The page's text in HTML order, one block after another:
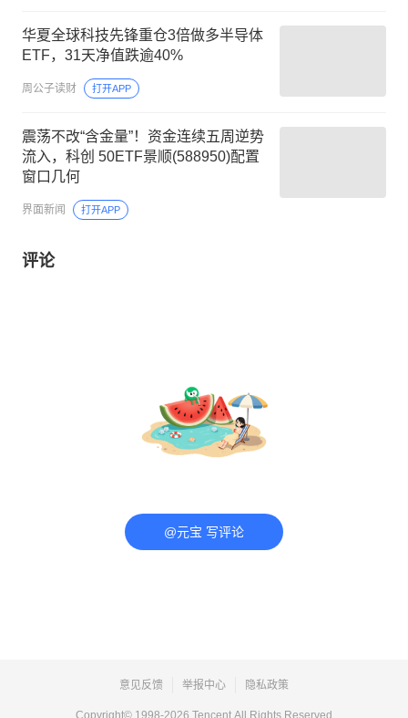
华夏全球科技先锋重仓3倍做多半导体
ETF，31天净值跌逾40%
周公子读财 打开APP
震荡不改“含金量”！资金连续五周逆势
流入，科创 50ETF景顺(588950)配置
窗口几何
界面新闻 打开APP
评论
@元宝 写评论
意见反馈 举报中心 隐私政策
Copyright© 1998-2026 Tencent.All Rights Reserved